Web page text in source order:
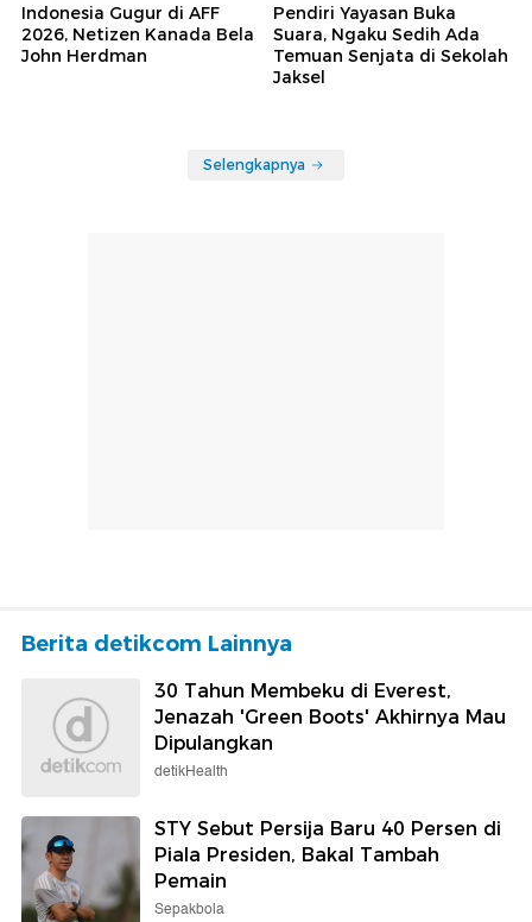
Indonesia Gugur di AFF
2026, Netizen Kanada Bela
John Herdman
Pendiri Yayasan Buka
Suara, Ngaku Sedih Ada
Temuan Senjata di Sekolah
Jaksel
Selengkapnya
Berita detikcom Lainnya
30 Tahun Membeku di Everest,
Jenazah 'Green Boots' Akhirnya Mau
Dipulangkan
detikHealth
STY Sebut Persija Baru 40 Persen di
Piala Presiden, Bakal Tambah
Pemain
Sepakbola